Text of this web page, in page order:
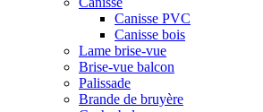
Canisse PVC
Canisse bois
Lame brise-vue
Brise-vue balcon
Palissade
Brande de bruyère